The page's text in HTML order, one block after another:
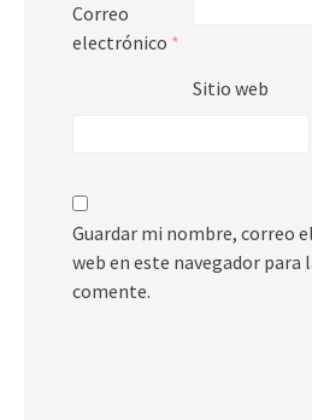
Correo
electrónico *
Sitio web
Guardar mi nombre, correo
web en este navegador para
comente.